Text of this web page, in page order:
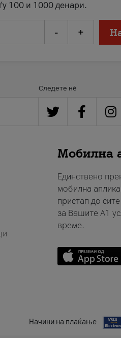
100 и 1000 денари.
- +
Следете нè
Мобилна
Единствено
мобилна
пристап до
за Вашите A1
време.
Начини на плаќање